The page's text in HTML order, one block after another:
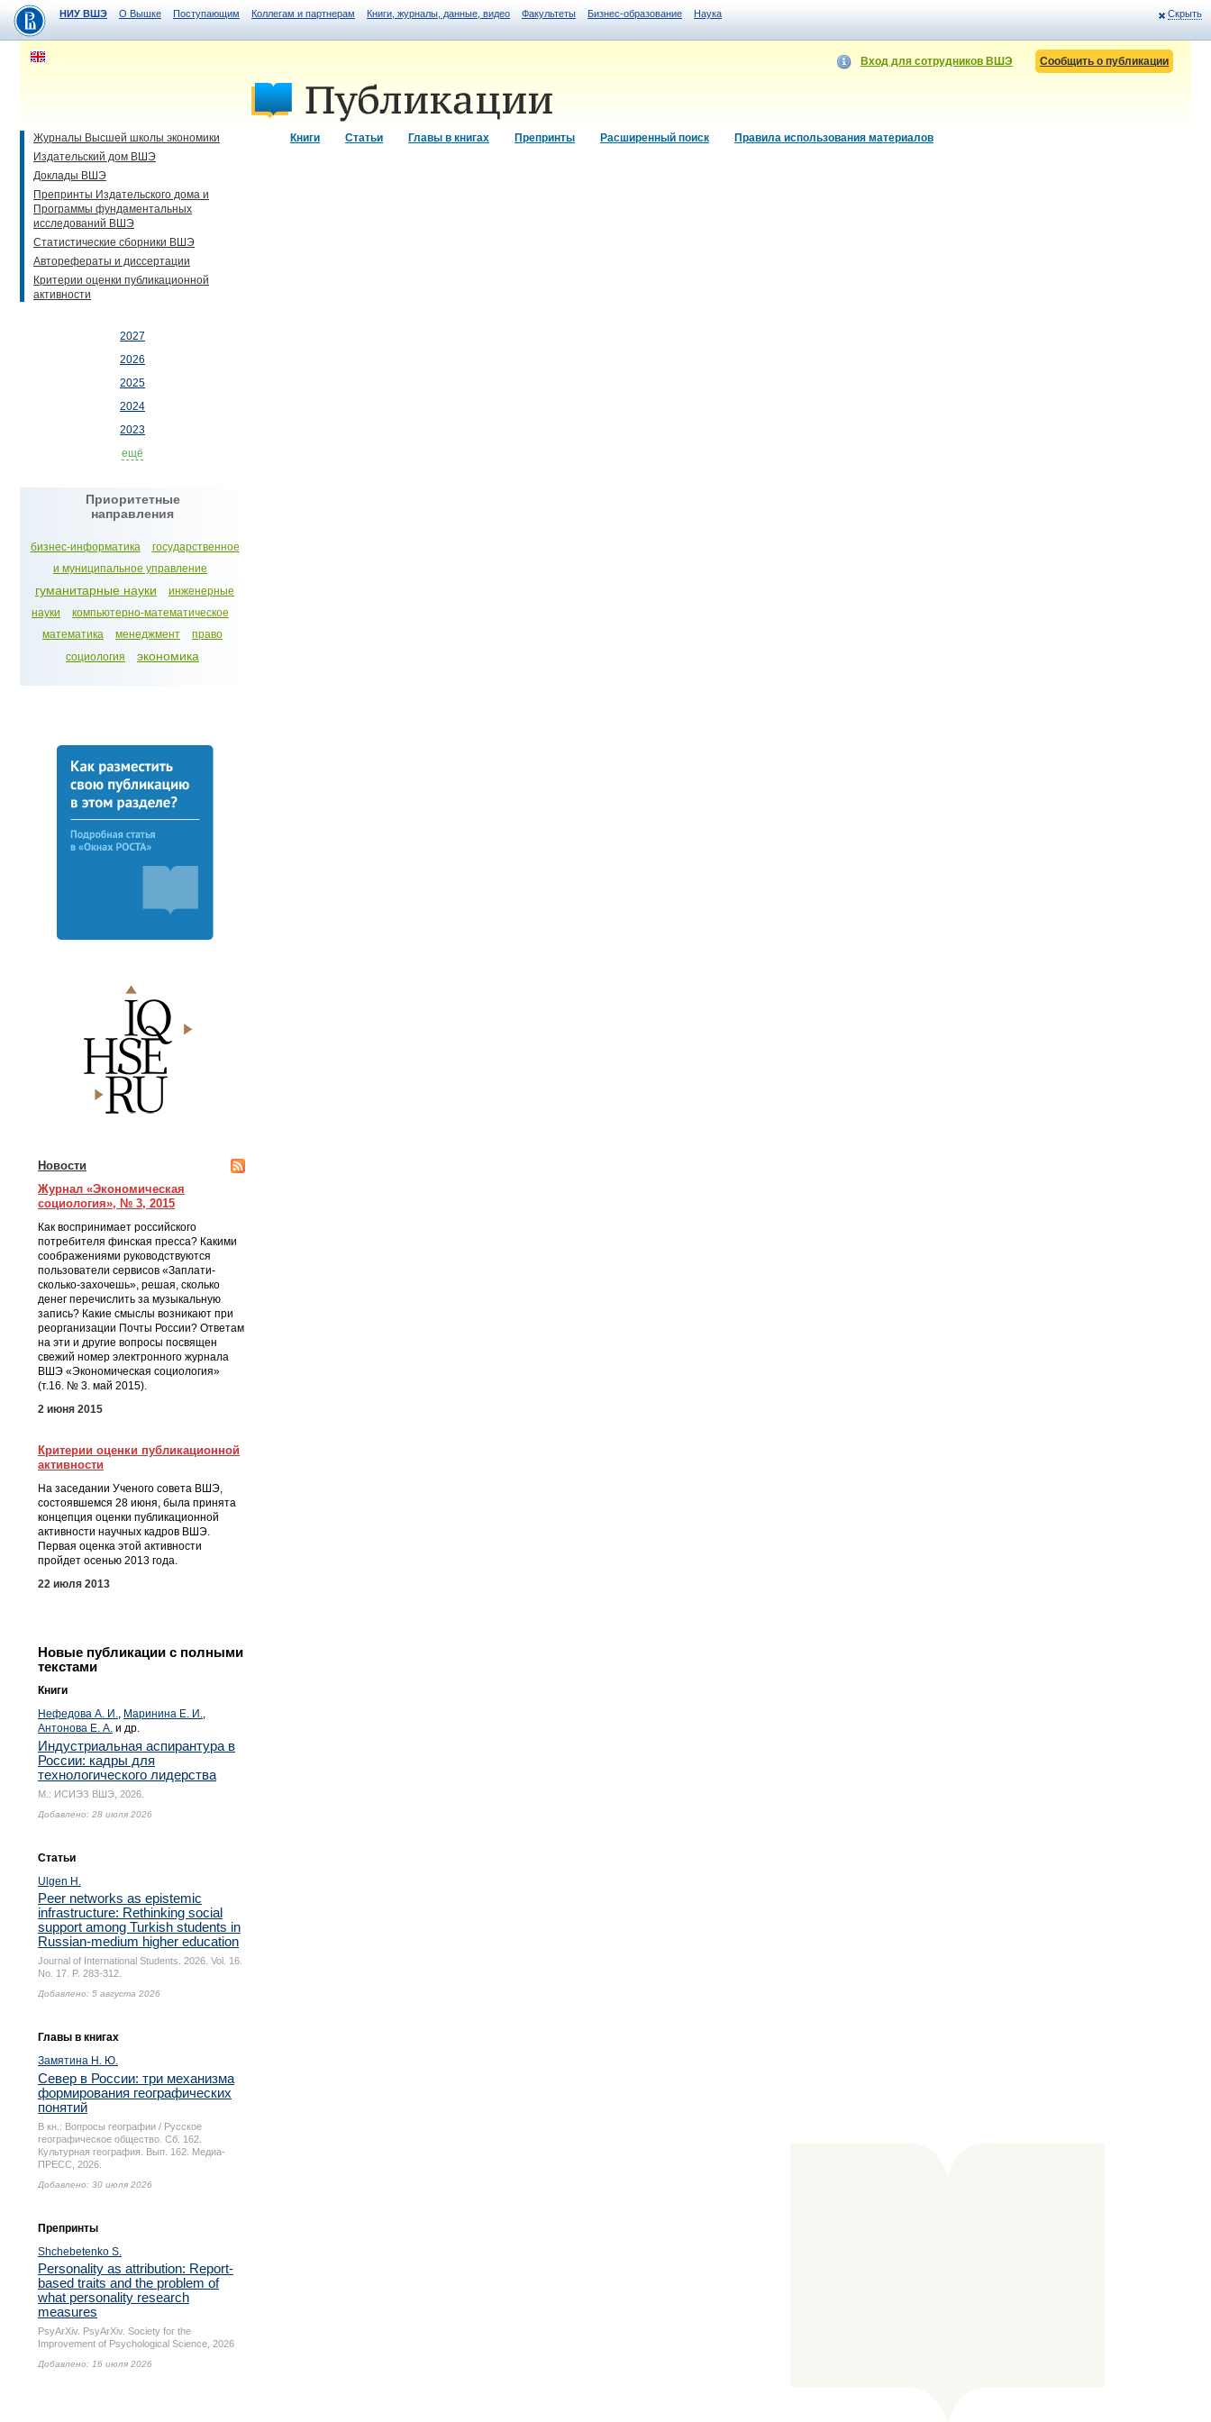
Скрыть
НИУ ВШЭ О Вышке Поступающим Коллегам и партнерам Книги, журналы, данные, видео Факультеты Бизнес-образование Наука
Сообщить о публикации
Вход для сотрудников ВШЭ
Книги Статьи Главы в книгах Препринты Расширенный поиск Правила использования материалов
Журналы Высшей школы экономики
Издательский дом ВШЭ
Доклады ВШЭ
Препринты Издательского дома и
Программы фундаментальных
исследований ВШЭ
Статистические сборники ВШЭ
Авторефераты и диссертации
Критерии оценки публикационной
активности
2027
2026
2025
2024
2023
ещё
Приоритетные
направления
бизнес-информатика
государственное
и муниципальное управление
гуманитарные науки
инженерные
науки
компьютерно-математическое
математика
менеджмент
право
социология
экономика
Новости
Журнал «Экономическая
социология», № 3, 2015
Как воспринимает российского
потребителя финская пресса? Какими
соображениями руководствуются
пользователи сервисов «Заплати-
сколько-захочешь», решая, сколько
денег перечислить за музыкальную
запись? Какие смыслы возникают при
реорганизации Почты России? Ответам
на эти и другие вопросы посвящен
свежий номер электронного журнала
ВШЭ «Экономическая социология»
(т.16. № 3. май 2015).
2 июня 2015
Критерии оценки публикационной
активности
На заседании Ученого совета ВШЭ,
состоявшемся 28 июня, была принята
концепция оценки публикационной
активности научных кадров ВШЭ.
Первая оценка этой активности
пройдет осенью 2013 года.
22 июля 2013
Новые публикации с полными
текстами
Книги
Нефедова А. И., Маринина Е. И.,
Антонова Е. А. и др.
Индустриальная аспирантура в
России: кадры для
технологического лидерства
М.: ИСИЭЗ ВШЭ, 2026.
Добавлено: 28 июля 2026
Статьи
Ulgen H.
Peer networks as epistemic
infrastructure: Rethinking social
support among Turkish students in
Russian-medium higher education
Journal of International Students. 2026. Vol. 16.
No. 17. P. 283-312.
Добавлено: 5 августа 2026
Главы в книгах
Замятина Н. Ю.
Север в России: три механизма
формирования географических
понятий
В кн.: Вопросы географии / Русское
географическое общество. Сб. 162.
Культурная география. Вып. 162. Медиа-
ПРЕСС, 2026.
Добавлено: 30 июля 2026
Препринты
Shchebetenko S.
Personality as attribution: Report-
based traits and the problem of
what personality research
measures
PsyArXiv. PsyArXiv. Society for the
Improvement of Psychological Science, 2026
Добавлено: 16 июля 2026